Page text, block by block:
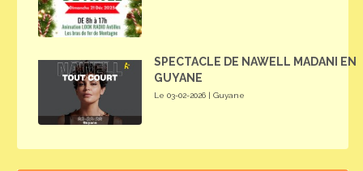
SPECTACLE DE NAWELL MADANI EN
GUYANE
Le 03-02-2026 | Guyane